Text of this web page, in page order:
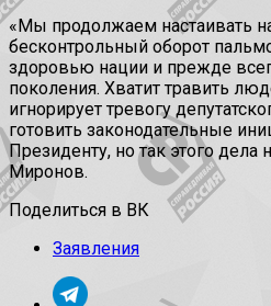
«Мы продолжаем настаивать
бесконтрольный оборот
здоровью нации и прежде
поколения. Хватит травить
игнорирует тревогу
готовить законодательные
Президенту, но так этого
Миронов.
Поделиться в ВК
Заявления